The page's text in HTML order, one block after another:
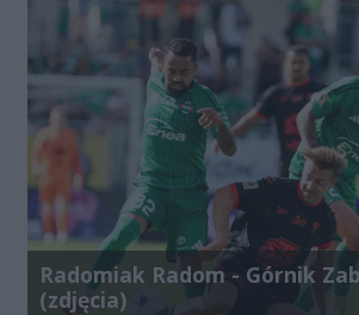
Radomiak Radom - Górnik
(zdjęcia)